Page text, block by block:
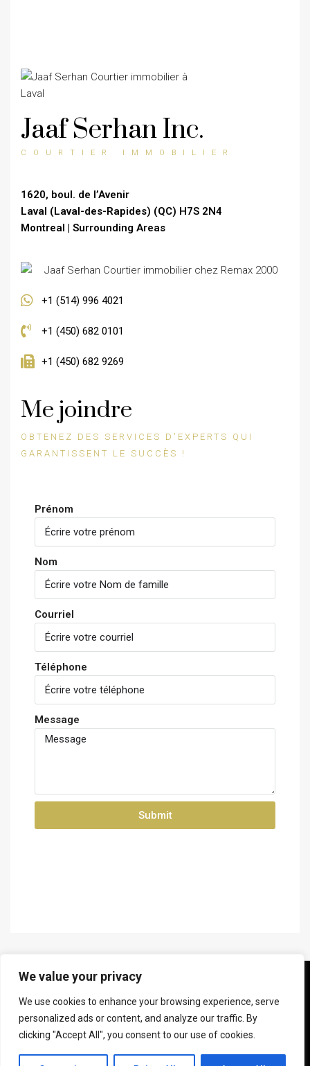
We value your privacy
We use cookies to enhance your browsing experience, serve
personalized ads or content, and analyze our traffic. By
clicking "Accept All", you consent to our use of cookies.
Jaaf Serhan Inc.
COURTIER IMMOBILIER
1620, boul. de l’Avenir
Laval (Laval-des-Rapides) (QC) H7S 2N4
Montreal | Surrounding Areas
+1 (514) 996 4021
+1 (450) 682 0101
+1 (450) 682 9269
Me joindre
OBTENEZ DES SERVICES D'EXPERTS QUI
GARANTISSENT LE SUCCÈS !
Prénom
Nom
Courriel
Téléphone
Message
Submit
Terms and Conditions
Politiques Confidentialités
Evaluation gratuite
contact francais
Contact us